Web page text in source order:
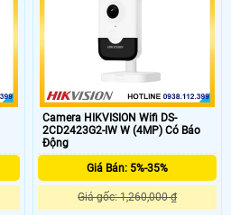
Camera HIKVISION Wifi DS-
2CD2423G2-IW W (4MP) Có Báo
Động
Giá Bán: 5%-35%
Giá gốc: 1,260,000 ₫